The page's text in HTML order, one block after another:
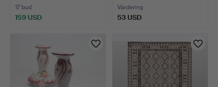
17 bud
159 USD
Värdering
53 USD